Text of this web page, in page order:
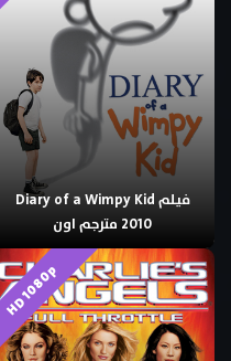
فيلم Diary of a Wimpy Kid
2010 مترجم اون
HD 1080p